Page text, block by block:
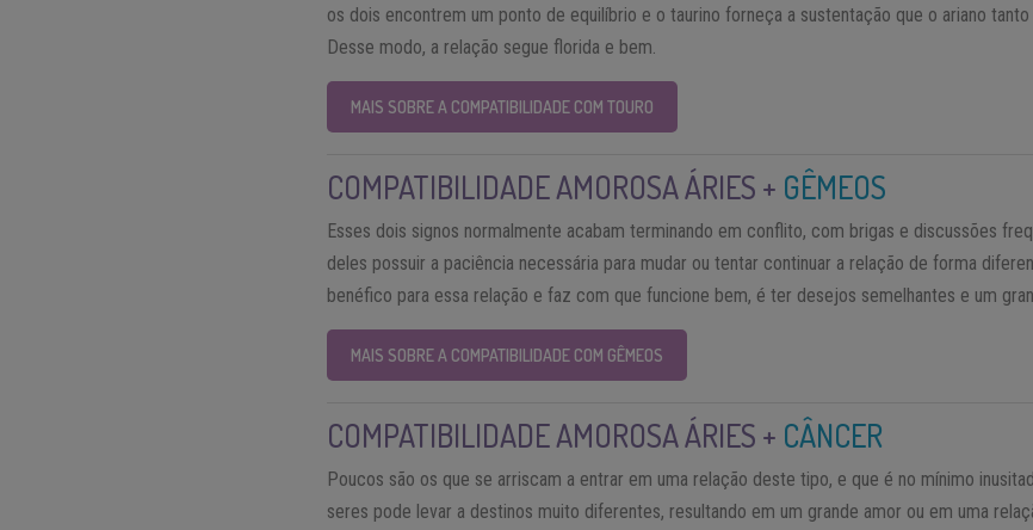
os dois encontrem um ponto de equilíbrio e o taurino forneça a sustentação que o ariano
Desse modo, a relação segue florida e bem.
MAIS SOBRE A COMPATIBILIDADE COM TOURO
COMPATIBILIDADE AMOROSA ÁRIES + GÊMEOS
Esses dois signos normalmente acabam terminando em conflito, com brigas e discussões
deles possuir a paciência necessária para mudar ou tentar continuar a relação de forma
benéfico para essa relação e faz com que funcione bem, é ter desejos semelhantes e um
MAIS SOBRE A COMPATIBILIDADE COM GÊMEOS
COMPATIBILIDADE AMOROSA ÁRIES + CÂNCER
Poucos são os que se arriscam a entrar em uma relação deste tipo, e que é no mínimo
seres pode levar a destinos muito diferentes, resultando em um grande amor ou em uma